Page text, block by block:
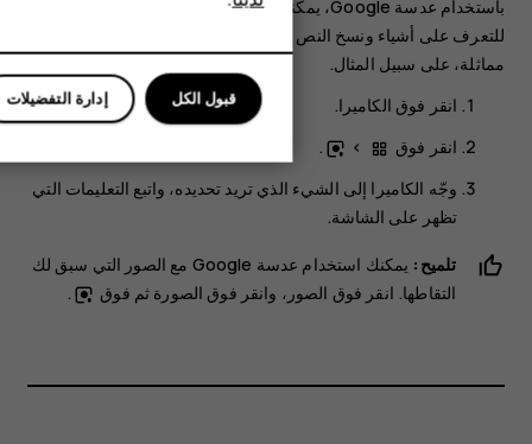
للأعمال
باستخدام عدسة Google، يمكنك استخدام محدد المنظر في الكاميرا
للتعرف على أشياء ونسخ النص ومسح الرموز والبحث عن منتجات
مماثلة، على سبيل المثال.
انقر فوق الكاميرا.
انقر فوق
>
.
وجّه الكاميرا إلى الشيء الذي تريد تحديده، واتبع التعليمات التي
تظهر على الشاشة.
تلميح:
يمكنك استخدام عدسة Google مع الصور التي سبق لك
التقاطها. انقر فوق الصور ، وانقر فوق الصورة ثم فوق .
إدارة التفضيلات قبول الكل